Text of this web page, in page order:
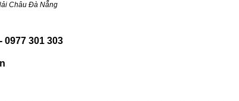
Châu Đà Nẵng
0977 301 303